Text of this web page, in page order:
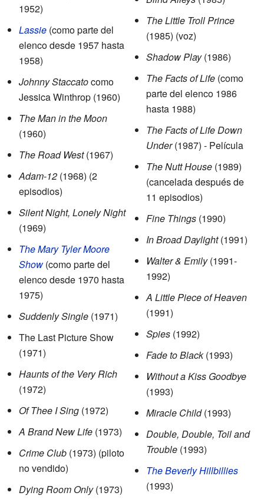
1952)
Lassie (como parte del
elenco desde 1957 hasta
1958)
Johnny Staccatocomo
Jessica Winthrop (1960)
The Man in the Moon
(1960)
The Road West(1967)
Adam-12 (1968) (2
episodios)
Silent Night, Lonely Night
(1969)
The Mary Tyler Moore
Show(como parte del
elenco desde 1970 hasta
1975)
Suddenly Single (1971)
The Last Picture Show
(1971)
Haunts of the Very Rich
(1972)
Of Thee I Sing (1972)
A Brand New Life (1973)
Crime Club (1973) (piloto
no vendido)
Dying Room Only(1973)
The Little Troll Prince
(1985) (voz)
Shadow Play(1986)
The Facts of Life (como
parte del elenco 1986
hasta 1988)
The Facts of Life Down
Under(1987) - Película
The Nutt House (1989)
(cancelada después de
11 episodios)
Fine Things (1990)
In Broad Daylight(1991)
Walter & Emily(1991-
1992)
A Little Piece of Heaven
(1991)
Spies (1992)
Fade to Black(1993)
Without a Kiss Goodbye
(1993)
Miracle Child(1993)
Double, Double, Toil and
Trouble (1993)
The Beverly Hillbillies
(1993)